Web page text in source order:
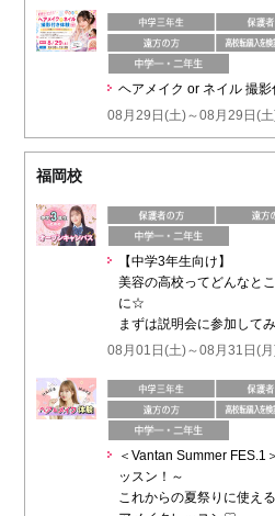
ヘアメイク or ネイル 撮
08月29日(土)～08月29日(
福岡校
【中学3年生向け】
美容の高校ってどんなと
に☆
まずは説明会に参加して
08月01日(土)～08月31日(
＜Vantan Summer FES.1
ッスン！～
これからの夏祭りに使え